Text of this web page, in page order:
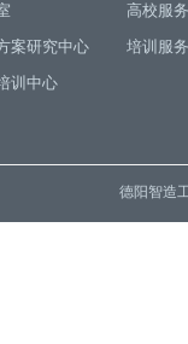
德阳智造
案研究中心
训中心
高校服务
培训服务